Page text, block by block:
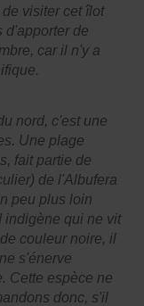
visiter cet îlot
d'apporter de
car il n'y a
nord, c'est une
Une plage
fait partie de
de l'Albufera
peu plus loin
indigène qui ne vit
couleur noire, il
s'énerve
Cette espèce ne
donc, s'il